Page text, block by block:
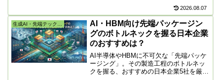
買えるのか、注目する際の注意点まで詳
しく解説します。
2026.08.07
生成AI・先端テック・株
AI・HBM向け先端パッケージン
グのボトルネックを握る日本企業
のおすすめは？
AI半導体やHBMに不可欠な「先端パッケ
ージング」。その製造工程のボトルネッ
クを握る、おすすめの日本企業5社を厳選